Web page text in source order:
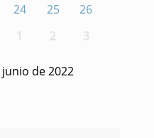
24 25
26
1 2 3
de 2022